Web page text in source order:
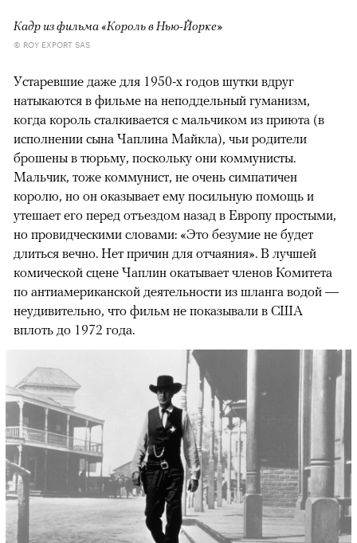
Кадр из фильма «Король в Нью-Йорке»
© ROY EXPORT SAS
Устаревшие даже для 1950-х годов шутки вдруг
натыкаются в фильме на неподдельный гуманизм,
когда король сталкивается с мальчиком из приюта (в
исполнении сына Чаплина Майкла), чьи родители
брошены в тюрьму, поскольку они коммунисты.
Мальчик, тоже коммунист, не очень симпатичен
королю, но он оказывает ему посильную помощь и
утешает его перед отъездом назад в Европу простыми,
но провидческими словами: «Это безумие не будет
длиться вечно. Нет причин для отчаяния». В лучшей
комической сцене Чаплин окатывает членов Комитета
по антиамериканской деятельности из шланга водой —
неудивительно, что фильм не показывали в США
вплоть до 1972 года.